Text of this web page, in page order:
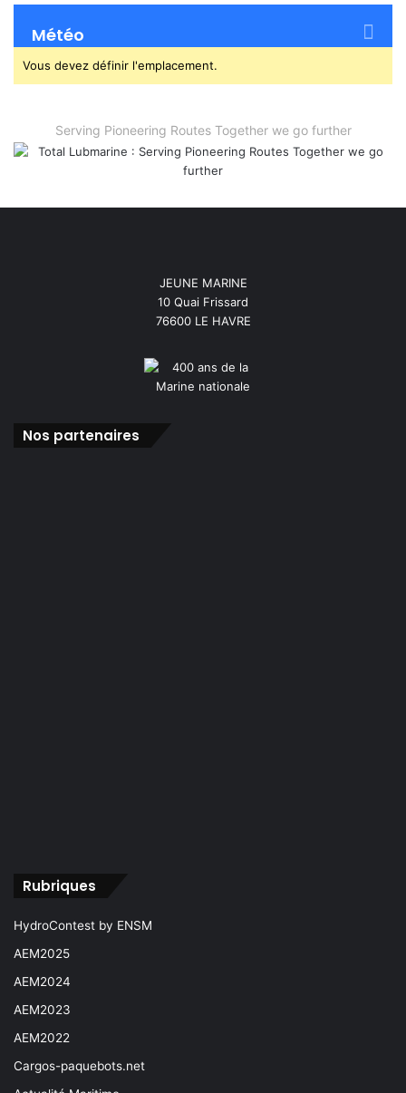
Météo
Vous devez définir l'emplacement.
Serving Pioneering Routes Together we go further
JEUNE MARINE
10 Quai Frissard
76600 LE HAVRE
Nos partenaires
Rubriques
HydroContest by ENSM
AEM2025
AEM2024
AEM2023
AEM2022
Cargos-paquebots.net